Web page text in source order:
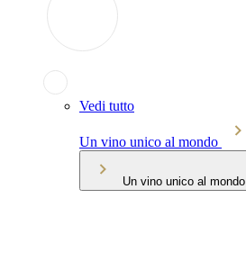
Vedi tutto
Un vino unico al mondo
Un vino unico al mondo